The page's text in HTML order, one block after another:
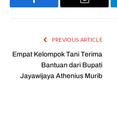
Facebook Email
PREVIOUS ARTICLE
Empat Kelompok Tani Terima
Bantuan dari Bupati
Jayawijaya Athenius Murib